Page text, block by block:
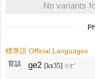
No variants
標準語 Official Languages
官話 ge2 [kɤ35] ㄍㄜˊ